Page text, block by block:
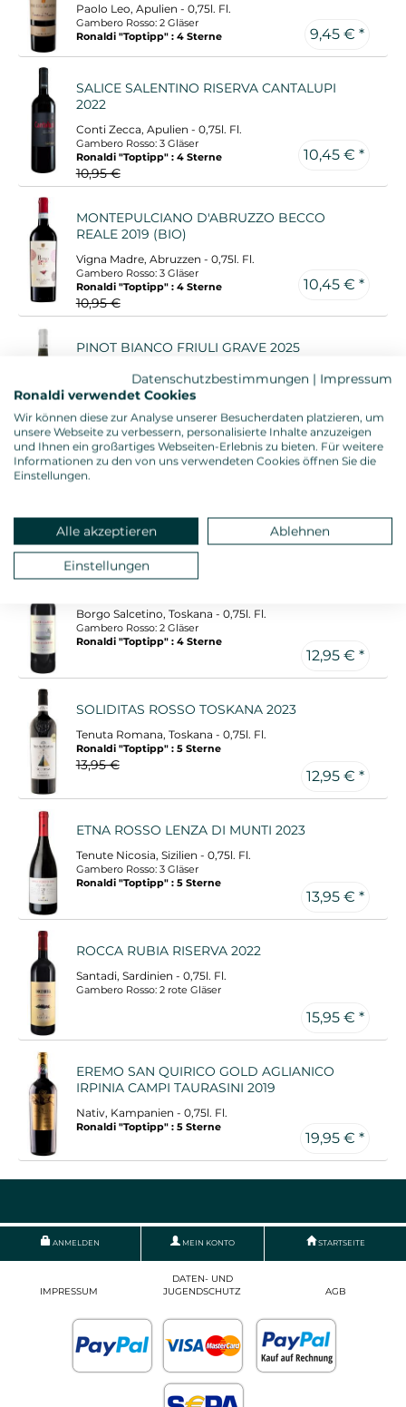
Paolo Leo, Apulien - 0,75l. Fl.
Gambero Rosso: 2 Gläser
Ronaldi "Toptipp" : 4 Sterne
9,45 € *
SALICE SALENTINO RISERVA CANTALUPI
2022
Conti Zecca, Apulien - 0,75l. Fl.
Gambero Rosso: 3 Gläser
Ronaldi "Toptipp" : 4 Sterne
10,95 €
10,45 € *
MONTEPULCIANO D'ABRUZZO BECCO
REALE 2019 (BIO)
Vigna Madre, Abruzzen - 0,75l. Fl.
Gambero Rosso: 3 Gläser
Ronaldi "Toptipp" : 4 Sterne
10,95 €
10,45 € *
PINOT BIANCO FRIULI GRAVE 2025
Le Monde, Friaul - 0,75l. Fl.
Ronaldi "Toptipp" : 4 Sterne
10,95 € *
CONTADO AGLIANICO RISERVA 2019
Ronaldi "Toptipp" : 4 Sterne
11,95 € *
Borgo Salcetino, Toskana - 0,75l. Fl.
Gambero Rosso: 2 Gläser
Ronaldi "Toptipp" : 4 Sterne
12,95 € *
SOLIDITAS ROSSO TOSKANA 2023
Tenuta Romana, Toskana - 0,75l. Fl.
Ronaldi "Toptipp" : 5 Sterne
13,95 €
12,95 € *
ETNA ROSSO LENZA DI MUNTI 2023
Tenute Nicosia, Sizilien - 0,75l. Fl.
Gambero Rosso: 3 Gläser
Ronaldi "Toptipp" : 5 Sterne
13,95 € *
ROCCA RUBIA RISERVA 2022
Santadi, Sardinien - 0,75l. Fl.
Gambero Rosso: 2 rote Gläser
15,95 € *
EREMO SAN QUIRICO GOLD AGLIANICO
IRPINIA CAMPI TAURASINI 2019
Nativ, Kampanien - 0,75l. Fl.
Ronaldi "Toptipp" : 5 Sterne
19,95 € *
ANMELDEN MEIN KONTO STARTSEITE
IMPRESSUM
DATEN- UND
JUGENDSCHUTZ
AGB
Datenschutzbestimmungen | Impressum
Ronaldi verwendet Cookies
Wir können diese zur Analyse unserer Besucherdaten platzieren, um
unsere Webseite zu verbessern, personalisierte Inhalte anzuzeigen
und Ihnen ein großartiges Webseiten-Erlebnis zu bieten. Für weitere
Informationen zu den von uns verwendeten Cookies öffnen Sie die
Einstellungen.
Alle akzeptieren Ablehnen
Einstellungen